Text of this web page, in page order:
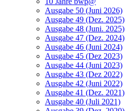
Ausgabe 50 (Juni 2026)
Ausgabe 49 (Dez. 2025)
Ausgabe 48 (Juni. 2025)
Ausgabe 47 (Dez. 2024)
Ausgabe 46 (Juni 2024)
Ausgabe 45 (Dez 2023)
Ausgabe 44 (Juni 2023)
Ausgabe 43 (Dez 2022)
Ausgabe 42 (Juni 2022)
Ausgabe 41 (Dez. 2021)
Ausgabe 40 (Juli 2021)